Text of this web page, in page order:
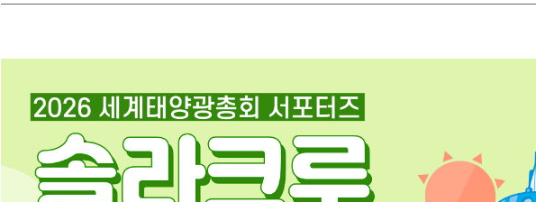
Sketchbook5, 스케치북5
Sketchbook5, 스케치북5